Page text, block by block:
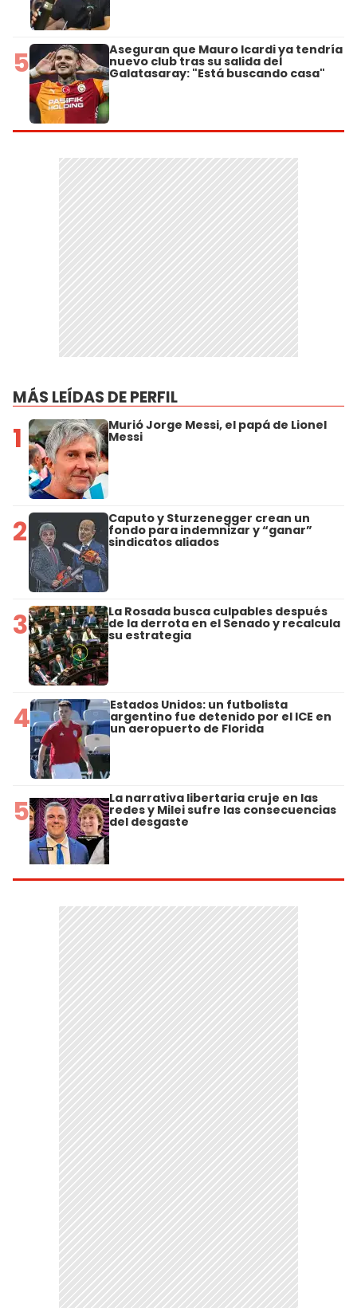
5 Aseguran que Mauro Icardi ya tendría
nuevo club tras su salida del
Galatasaray: "Está buscando casa"
MÁS LEÍDAS DE PERFIL
1 Murió Jorge Messi, el papá de Lionel
Messi
2 Caputo y Sturzenegger crean un
fondo para indemnizar y “ganar”
sindicatos aliados
3 La Rosada busca culpables después
de la derrota en el Senado y recalcula
su estrategia
4 Estados Unidos: un futbolista
argentino fue detenido por el ICE en
un aeropuerto de Florida
5 La narrativa libertaria cruje en las
redes y Milei sufre las consecuencias
del desgaste